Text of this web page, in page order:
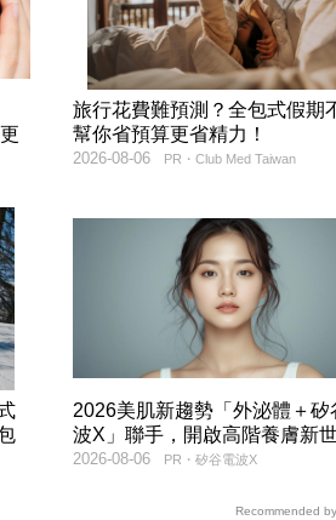
旅行花費難預測？全包式假期
幫你省預算更省精力！
PR・Club Med Taiwan
2026-08-06
2026美肌新趨勢「外泌體＋矽
波X」聯手，開啟高階養膚新
PR・矽谷電波X
2026-08-06
Recommended by